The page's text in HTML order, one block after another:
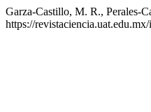
Garza-Castillo, M. R., Perales-
https://